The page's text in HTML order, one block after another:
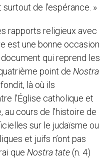
surtout de l’espérance. »
rapports religieux avec
est une bonne occasion
qui reprend les
point de Nostra
là où ils
l’Église catholique et
au cours de l’histoire de
sur le judaïsme ou
et juifs n’ont pas
que Nostra ӕtate (n. 4)